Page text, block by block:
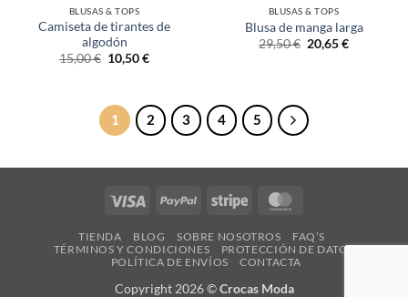
BLUSAS & TOPS
Camiseta de tirantes de
algodón
15,00€ 10,50€
BLUSAS & TOPS
Blusa de manga larga
29,50€ 20,65€
1 2 3 4 5
Visa PayPal Stripe
TIENDA BLOG SOBRE NOSOTROS
FAQ’S
TÉRMINOS Y CONDICIONES
PROTECCIÓN DE DATOS
POLÍTICA DE ENVÍOS
CONTACTA
Copyright 2026 ©Crocas Moda